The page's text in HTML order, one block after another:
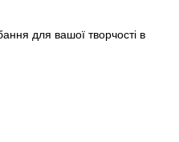
для вашої творчості в